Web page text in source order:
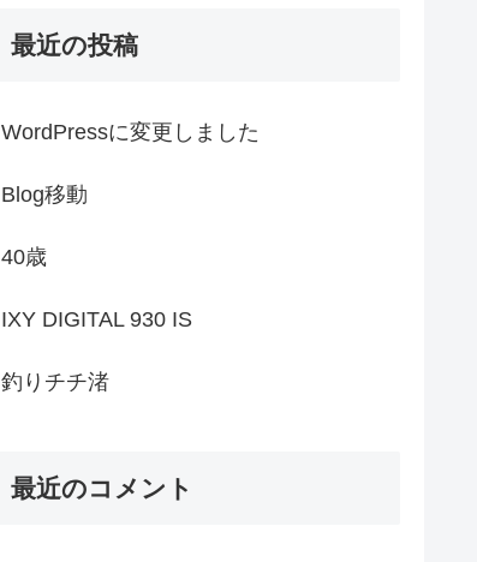
最近の投稿
WordPressに変更しました
Blog移動
40歳
IXY DIGITAL 930 IS
釣りチチ渚
最近のコメント